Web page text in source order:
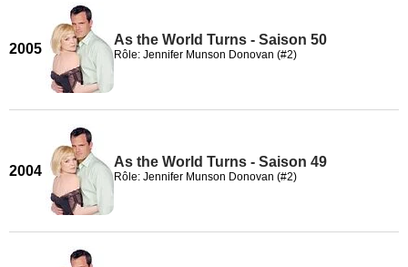
2005
As the World Turns - Saison 50
Rôle: Jennifer Munson Donovan (#2)
2004
As the World Turns - Saison 49
Rôle: Jennifer Munson Donovan (#2)